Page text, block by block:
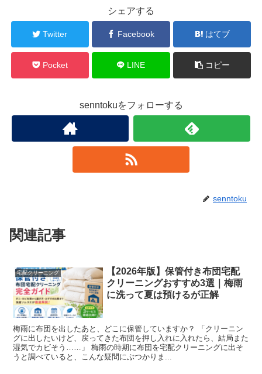
シェアする
Twitter Facebook はてブ
Pocket LINE コピー
senntokuをフォローする
senntoku
関連記事
宅配クリーニング
【2026年版】保管付き布団宅配
クリーニングおすすめ3選｜梅雨
に洗って夏は預けるが正解
梅雨に布団を出したあと、どこに保管していますか？ 「クリーニン
グに出したいけど、戻ってきた布団を押し入れに入れたら、結局また
湿気でカビそう……」 梅雨の時期に布団を宅配クリーニングに出そ
うと調べていると、こんな疑問にぶつかりま...